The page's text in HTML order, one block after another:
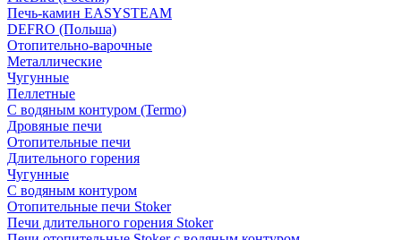
Печь-камин EASYSTEAM
DEFRO (Польша)
Отопительно-варочные
Металлические
Чугунные
Пеллетные
С водяным контуром (Termo)
Дровяные печи
Отопительные печи
Длительного горения
Чугунные
C водяным контуром
Отопительные печи Stoker
Печи длительного горения Stoker